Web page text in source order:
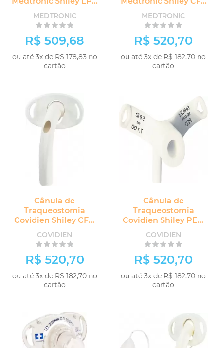
com Balão sem
Fenestra
MEDTRONIC
R$ 509,68
ou até 3x de R$ 178,83 no
cartão
sem Balão sem
Fenestra
MEDTRONIC
R$ 520,70
ou até 3x de R$ 182,70 no
cartão
Cânula de
Traqueostomia
Covidien Shiley CFN
Adulto sem Cuff com
Fenestra
COVIDIEN
R$ 520,70
ou até 3x de R$ 182,70 no
cartão
Cânula de
Traqueostomia
Covidien Shiley PED
Pediátrico e Neonatal
sem Cuff sem
Fenestra
COVIDIEN
R$ 520,70
ou até 3x de R$ 182,70 no
cartão